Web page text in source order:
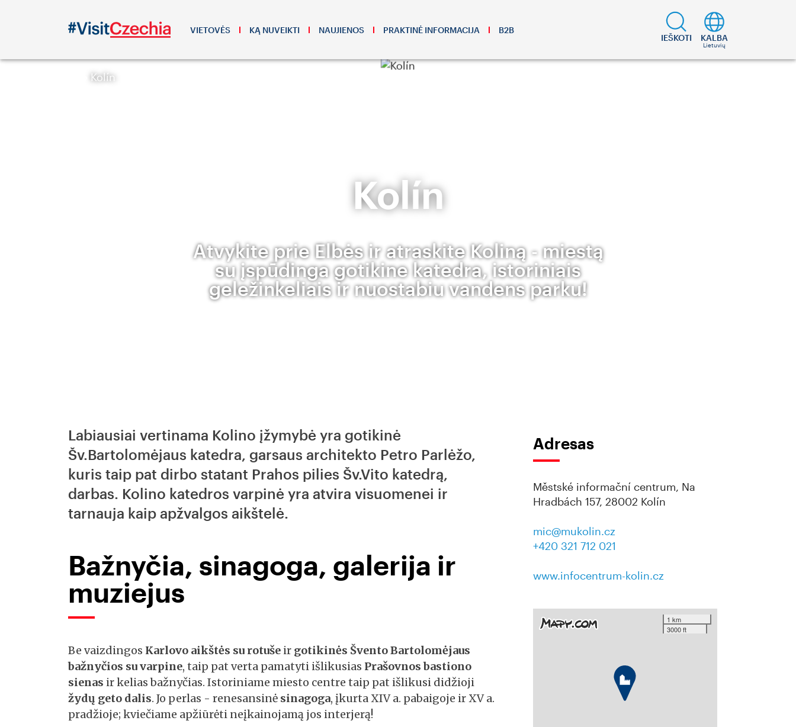
VIETOVĖS KĄ NUVEIKTI NAUJIENOS PRAKTINĖ INFORMACIJA B2B
IEŠKOTI KALBA
Lietuvių
Kolín
Kolín
Atvykite prie Elbės ir atraskite Koliną - miestą
su įspūdinga gotikine katedra, istoriniais
geležinkeliais ir nuostabiu vandens parku!
Labiausiai vertinama Kolino įžymybė yra gotikinė
Šv.Bartolomėjaus katedra, garsaus architekto Petro Parlėžo,
kuris taip pat dirbo statant Prahos pilies Šv.Vito katedrą,
darbas. Kolino katedros varpinė yra atvira visuomenei ir
tarnauja kaip apžvalgos aikštelė.
Bažnyčia, sinagoga, galerija ir
muziejus
Be vaizdingos Karlovo aikštės su rotuše ir gotikinės Švento Bartolomėjaus
bažnyčios su varpine, taip pat verta pamatyti išlikusias Prašovnos bastiono
sienas ir kelias bažnyčias. Istoriniame miesto centre taip pat išlikusi didžioji
žydų geto dalis. Jo perlas - renesansinė sinagoga, įkurta XIV a. pabaigoje ir XV a.
pradžioje; kviečiame apžiūrėti neįkainojamą jos interjerą!
Adresas
Městské informační centrum, Na
Hradbách 157, 28002 Kolín
mic@mukolin.cz
+420 321 712 021
www.infocentrum-kolin.cz
1 km
3000 ft